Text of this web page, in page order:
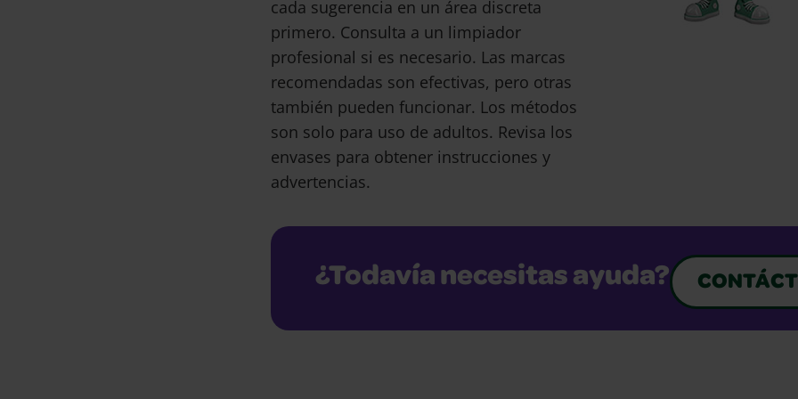
cada sugerencia en un área discreta
primero. Consulta a un limpiador
profesional si es necesario. Las marcas
recomendadas son efectivas, pero otras
también pueden funcionar. Los métodos
son solo para uso de adultos. Revisa los
envases para obtener instrucciones y
advertencias.
¿Todavía necesitas ayuda?